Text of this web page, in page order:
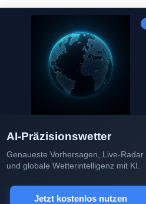
AI-Präzisionswetter
Genaueste Vorhersagen, Live-Radar
und globale Wetterintelligenz mit KI.
Jetzt kostenlos nutzen